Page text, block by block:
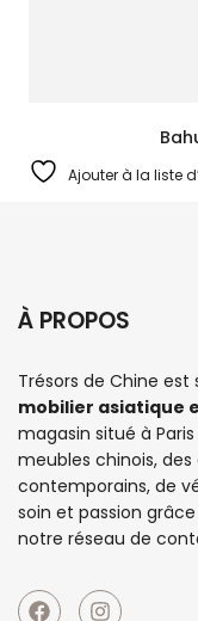
Ajouter à la liste
À PROPOS
Trésors de Chine est
mobilier asiatique
magasin situé à
meubles chinois, des
contemporains, de
soin et passion
notre réseau de